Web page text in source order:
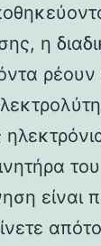
η
είναι